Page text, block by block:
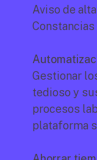
Aviso de
Gestionar
tedioso y
procesos
plataforma